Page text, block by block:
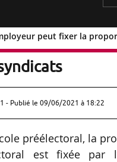
peut fixer la
: l’employeur
- Publié le 09/06/2021 à 18:22
préélectoral, la
est fixée par